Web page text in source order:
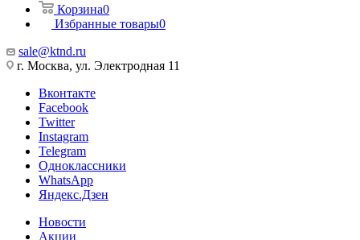
Корзина0
Избранные товары0
sale@ktnd.ru
г. Москва, ул. Электродная 11
Вконтакте
Facebook
Twitter
Instagram
Telegram
Одноклассники
WhatsApp
Яндекс.Дзен
Новости
Акции